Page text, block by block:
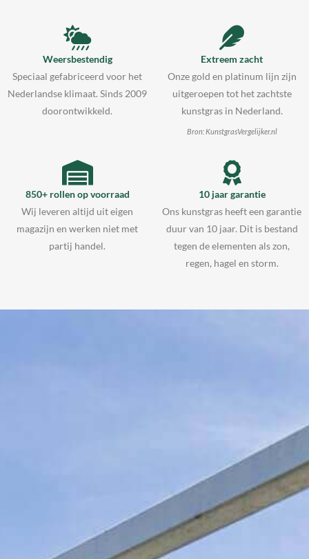
Weersbestendig
Speciaal gefabriceerd voor het
Nederlandse klimaat. Sinds 2009
doorontwikkeld.
Extreem zacht
Onze gold en platinum lijn zijn
uitgeroepen tot het zachtste
kunstgras in Nederland.
Bron: KunstgrasVergelijker.nl
850+ rollen op voorraad
Wij leveren altijd uit eigen
magazijn en werken niet met
partij handel.
10 jaar garantie
Ons kunstgras heeft een garantie
duur van 10 jaar. Dit is bestand
tegen de elementen als zon,
regen, hagel en storm.